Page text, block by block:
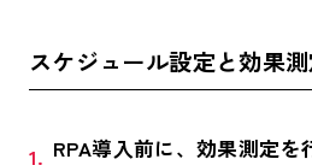
スケジュール設定と効果
RPA導入前に、効果測定